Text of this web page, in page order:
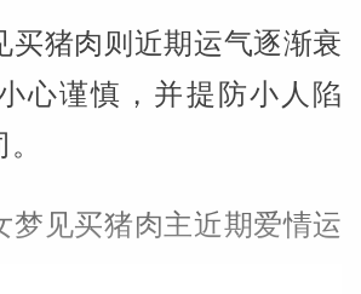
买猪肉则近期运气逐渐衰
心谨慎，并提防小人陷
梦见买猪肉主近期爱情运